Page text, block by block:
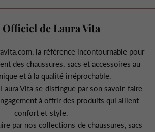
Officiel de Laura Vita
la référence incontournable pour
des chaussures, sacs et accessoires au
et à la qualité irréprochable.
Vita se distingue par son savoir-faire
à offrir des produits qui allient
confort et style.
par nos collections de chaussures, sacs